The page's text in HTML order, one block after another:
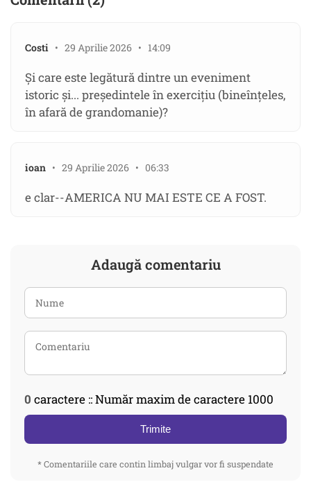
Costi • 29 Aprilie 2026 • 14:09
Și care este legătură dintre un eveniment
istoric și... președintele în exercițiu (bineînțeles,
în afară de grandomanie)?
ioan • 29 Aprilie 2026 • 06:33
e clar--AMERICA NU MAI ESTE CE A FOST.
Adaugă comentariu
0 caractere :: Număr maxim de caractere 1000
Trimite
* Comentariile care contin limbaj vulgar vor fi suspendate